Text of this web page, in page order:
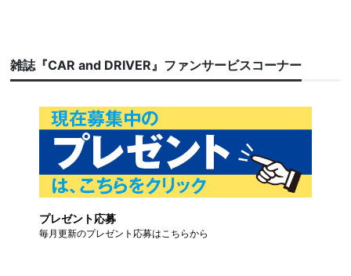
雑誌『CAR and DRIVER』ファンサービスコーナー
プレゼント応募
毎月更新のプレゼント応募はこちらから